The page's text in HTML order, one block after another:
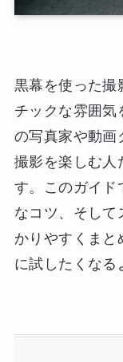
黒幕を使った撮
チックな雰囲気
の写真家や動画
撮影を楽しむ人
す。このガイド
なコツ、そして
かりやすくまと
に試したくなる